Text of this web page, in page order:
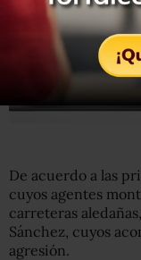
De acuerdo a las
cuyos agentes
carreteras
Sánchez, cuyos
agresión.